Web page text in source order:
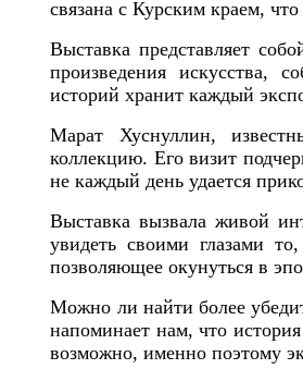
связана с Курским краем,
Выставка представляет
произведения искусства,
историй хранит каждый
Марат Хуснуллин,
коллекцию. Его визит
не каждый день удается
Выставка вызвала живой
увидеть своими глазами
позволяющее окунуться в
Можно ли найти более
напоминает нам, что
возможно, именно поэтому